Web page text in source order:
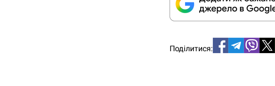
Поділитися: